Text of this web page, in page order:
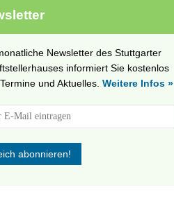
Newsletter des Stuttgarter
informiert Sie kostenlos
und Aktuelles. Weitere Infos »